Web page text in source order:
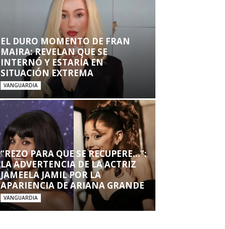
EL DURO MOMENTO DE FRAN
MAIRA: REVELAN QUE SE
INTERNÓ Y ESTARÍA EN
SITUACIÓN EXTREMA
VANGUARDIA
“REZO PARA QUE SE RECUPERE…”:
LA ADVERTENCIA DE LA ACTRIZ
JAMEELA JAMIL POR LA
APARIENCIA DE ARIANA GRANDE
VANGUARDIA